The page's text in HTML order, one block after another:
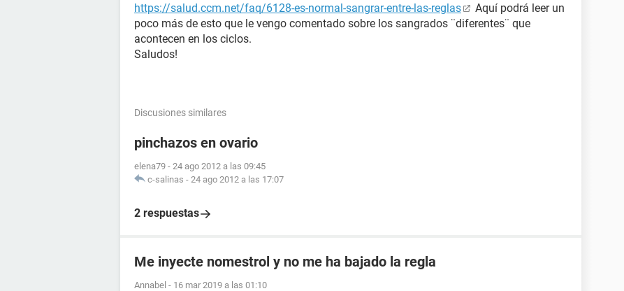
https://salud.ccm.net/faq/6128-es-normal-sangrar-entre-las-reglas
Aquí podrá leer un
poco más de esto que le vengo comentado sobre los sangrados ¨diferentes¨ que
acontecen en los ciclos.
Saludos!
Discusiones similares
pinchazos en ovario
elena79 - 24 ago 2012 a las 09:45
c-salinas - 24 ago 2012 a las 17:07
2 respuestas
Me inyecte nomestrol y no me ha bajado la regla
Annabel - 16 mar 2019 a las 01:10